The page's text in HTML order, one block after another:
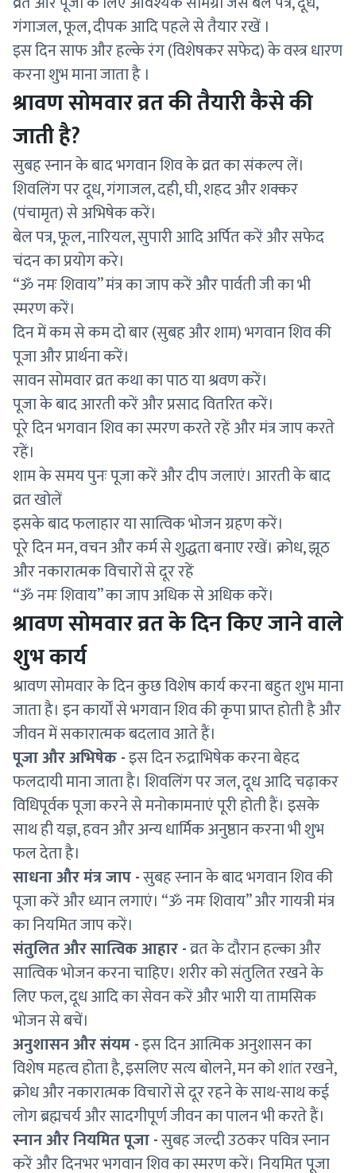
गंगाजल, फूल, दीपक आदि पहले से तैयार रखें ।
इस दिन साफ और हल्के रंग (विशेषकर सफेद) के वस्त्र धारण
करना शुभ माना जाता है ।
श्रावण सोमवार व्रत की तैयारी कैसे की
जाती है?
सुबह स्नान के बाद भगवान शिव के व्रत का संकल्प लें।
शिवलिंग पर दूध, गंगाजल, दही, घी, शहद और शक्कर
(पंचामृत) से अभिषेक करें।
बेल पत्र, फूल, नारियल, सुपारी आदि अर्पित करें और सफेद
चंदन का प्रयोग करे।
“ॐ नमः शिवाय” मंत्र का जाप करें और पार्वती जी का भी
स्मरण करें।
दिन में कम से कम दो बार (सुबह और शाम) भगवान शिव की
पूजा और प्रार्थना करें।
सावन सोमवार व्रत कथा का पाठ या श्रवण करें।
पूजा के बाद आरती करें और प्रसाद वितरित करें।
पूरे दिन भगवान शिव का स्मरण करते रहें और मंत्र जाप करते
रहें।
शाम के समय पुनः पूजा करें और दीप जलाएं। आरती के बाद
व्रत खोलें
इसके बाद फलाहार या सात्विक भोजन ग्रहण करें।
पूरे दिन मन, वचन और कर्म से शुद्धता बनाए रखें। क्रोध, झूठ
और नकारात्मक विचारों से दूर रहें
“ॐ नमः शिवाय” का जाप अधिक से अधिक करें।
श्रावण सोमवार व्रत के दिन किए जाने वाले
शुभ कार्य
श्रावण सोमवार के दिन कुछ विशेष कार्य करना बहुत शुभ माना
जाता है। इन कार्यों से भगवान शिव की कृपा प्राप्त होती है और
जीवन में सकारात्मक बदलाव आते हैं।
पूजा और अभिषेक -इस दिन रुद्राभिषेक करना बेहद
फलदायी माना जाता है। शिवलिंग पर जल, दूध आदि चढ़ाकर
विधिपूर्वक पूजा करने से मनोकामनाएं पूरी होती हैं। इसके
साथ ही यज्ञ, हवन और अन्य धार्मिक अनुष्ठान करना भी शुभ
फल देता है।
साधना और मंत्र जाप -सुबह स्नान के बाद भगवान शिव की
पूजा करें और ध्यान लगाएं। “ॐ नमः शिवाय” और गायत्री मंत्र
का नियमित जाप करें।
संतुलित और सात्विक आहार -व्रत के दौरान हल्का और
सात्विक भोजन करना चाहिए। शरीर को संतुलित रखने के
लिए फल, दूध आदि का सेवन करें और भारी या तामसिक
भोजन से बचें।
अनुशासन और संयम -इस दिन आत्मिक अनुशासन का
विशेष महत्व होता है, इसलिए सत्य बोलने, मन को शांत रखने,
क्रोध और नकारात्मक विचारों से दूर रहने के साथ-साथ कई
लोग ब्रह्मचर्य और सादगीपूर्ण जीवन का पालन भी करते हैं।
स्नान और नियमित पूजा -सुबह जल्दी उठकर पवित्र स्नान
करें और दिनभर भगवान शिव का स्मरण करें। नियमित पूजा